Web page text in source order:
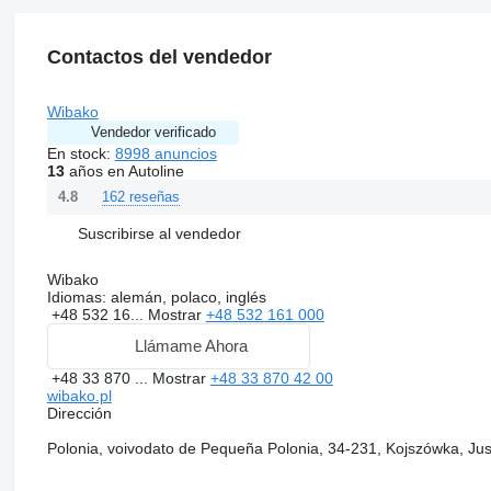
Contactos del vendedor
Wibako
Vendedor verificado
En stock: 8998 anuncios
13años en Autoline
4.8 162 reseñas
Suscribirse al vendedor
Wibako
Idiomas: alemán, polaco, inglés
+48 532 16... Mostrar +48 532 161 000
Llámame Ahora
+48 33 870 ... Mostrar +48 33 870 42 00
wibako.pl
Dirección
Polonia, voivodato de Pequeña Polonia, 34-231, Kojszówka,